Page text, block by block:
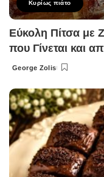
Κυρίως πιάτο
Εύκολη Πίτσα με
που Γίνεται και
Posted
George Zolis